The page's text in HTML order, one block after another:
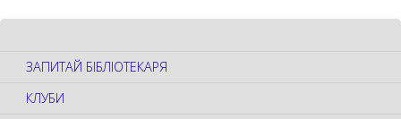
ЗАПИТАЙ БІБЛІОТЕКАРЯ
КЛУБИ